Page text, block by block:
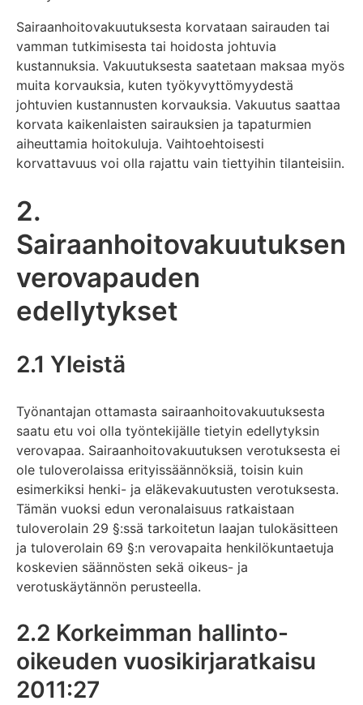
Sairaanhoitovakuutuksesta korvataan sairauden tai
vamman tutkimisesta tai hoidosta johtuvia
kustannuksia. Vakuutuksesta saatetaan maksaa myös
muita korvauksia, kuten työkyvyttömyydestä
johtuvien kustannusten korvauksia. Vakuutus saattaa
korvata kaikenlaisten sairauksien ja tapaturmien
aiheuttamia hoitokuluja. Vaihtoehtoisesti
korvattavuus voi olla rajattu vain tiettyihin tilanteisiin.
2.
Sairaanhoitovakuutuksen
verovapauden
edellytykset
2.1 Yleistä
Työnantajan ottamasta sairaanhoitovakuutuksesta
saatu etu voi olla työntekijälle tietyin edellytyksin
verovapaa. Sairaanhoitovakuutuksen verotuksesta ei
ole tuloverolaissa erityissäännöksiä, toisin kuin
esimerkiksi henki- ja eläkevakuutusten verotuksesta.
Tämän vuoksi edun veronalaisuus ratkaistaan
tuloverolain 29 §:ssä tarkoitetun laajan tulokäsitteen
ja tuloverolain 69 §:n verovapaita henkilökuntaetuja
koskevien säännösten sekä oikeus- ja
verotuskäytännön perusteella.
2.2 Korkeimman hallinto-
oikeuden vuosikirjaratkaisu
2011:27